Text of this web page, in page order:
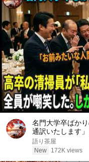
名門大学卒ばか
通訳いたします
笑した。しかし5
エピソード#老後
語り茶屋
New
172K views